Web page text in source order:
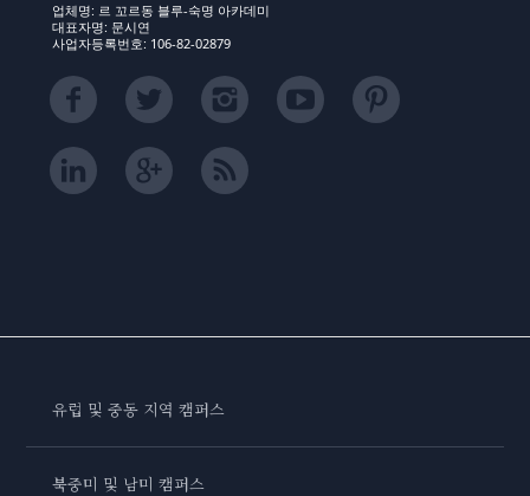
업체명: 르 꼬르동 블루-숙명 아카데미
대표자명: 문시연
사업자등록번호: 106-82-02879
유럽 및 중동 지역 캠퍼스
북중미 및 남미 캠퍼스